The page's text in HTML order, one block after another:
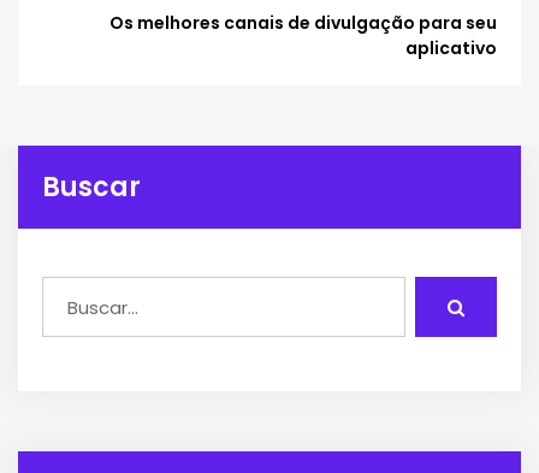
Os melhores canais de divulgação para seu
aplicativo
Buscar